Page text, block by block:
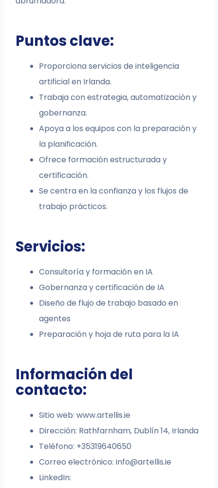
Puntos clave:
Proporciona servicios de inteligencia
artificial en Irlanda.
Trabaja con estrategia, automatización y
gobernanza.
Apoya a los equipos con la preparación y
la planificación.
Ofrece formación estructurada y
certificación.
Se centra en la confianza y los flujos de
trabajo prácticos.
Servicios:
Consultoría y formación en IA
Gobernanza y certificación de IA
Diseño de flujo de trabajo basado en
agentes
Preparación y hoja de ruta para la IA
Información del
contacto:
Sitio web: www.artellis.ie
Dirección: Rathfarnham, Dublín 14, Irlanda
Teléfono: +35319640650
Correo electrónico:info@artellis.ie
LinkedIn: